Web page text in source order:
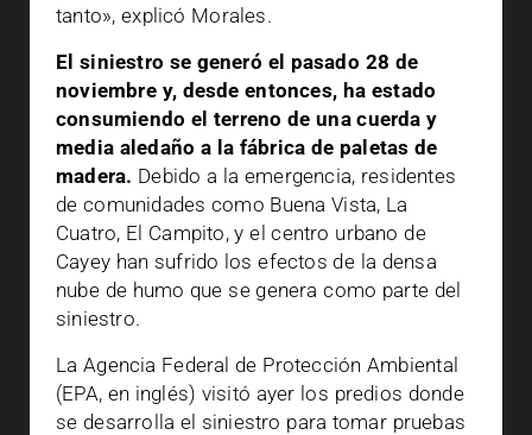
tanto», explicó Morales.
El siniestro se generó el pasado 28 de
noviembre y, desde entonces, ha estado
consumiendo el terreno de una cuerda y
media aledaño a la fábrica de paletas de
madera. Debido a la emergencia, residentes
de comunidades como Buena Vista, La
Cuatro, El Campito, y el centro urbano de
Cayey han sufrido los efectos de la densa
nube de humo que se genera como parte del
siniestro.
La Agencia Federal de Protección Ambiental
(EPA, en inglés) visitó ayer los predios donde
se desarrolla el siniestro para tomar pruebas